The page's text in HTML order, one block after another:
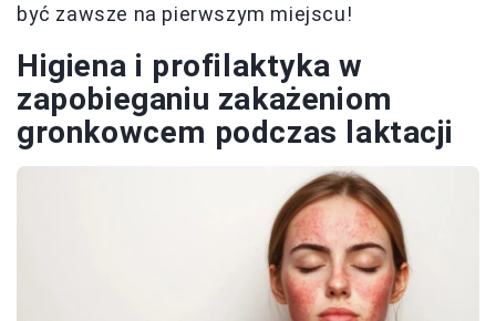
być zawsze na pierwszym miejscu!
Higiena i profilaktyka w
zapobieganiu zakażeniom
gronkowcem podczas laktacji